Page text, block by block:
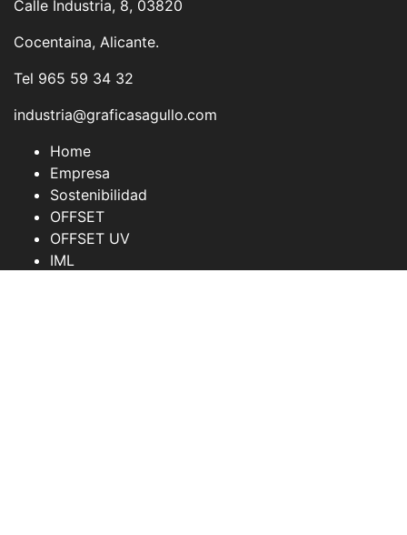
Calle Industria, 8, 03820
Cocentaina, Alicante.
Tel 965 59 34 32
industria@graficasagullo.com
Home
Empresa
Sostenibilidad
OFFSET
OFFSET UV
IML